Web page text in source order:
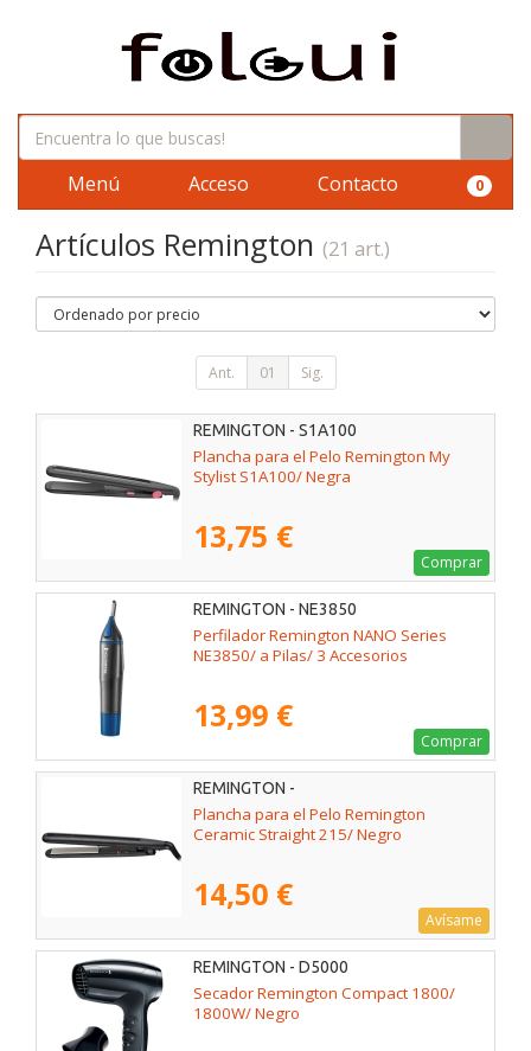
Menú Acceso Contacto 0
Artículos Remington (21 art.)
Ant. 01 Sig.
REMINGTON - S1A100
Plancha para el Pelo Remington My
Stylist S1A100/ Negra
13,75 €
Comprar
REMINGTON - NE3850
Perfilador Remington NANO Series
NE3850/ a Pilas/ 3 Accesorios
13,99 €
Comprar
REMINGTON -
Plancha para el Pelo Remington
Ceramic Straight 215/ Negro
14,50 €
Avísame
REMINGTON - D5000
Secador Remington Compact 1800/
1800W/ Negro